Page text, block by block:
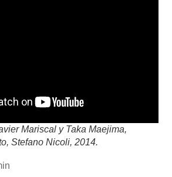
Mariscal y Taka Maejima,
Stefano Nicoli, 2014.
www.experimenta.es/author/admin/